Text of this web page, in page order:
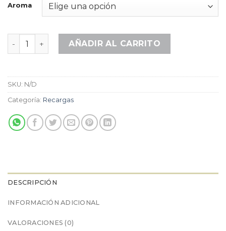
Aroma
Recarga Clásica Varas cantidad
AÑADIR AL CARRITO
SKU: N/D
Categoría: Recargas
DESCRIPCIÓN
INFORMACIÓN ADICIONAL
VALORACIONES (0)